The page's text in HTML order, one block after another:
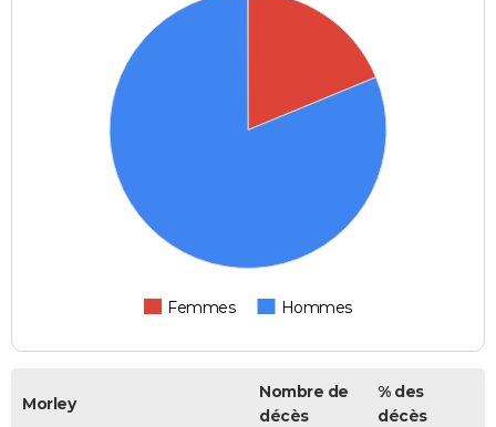
Femmes Hommes
Morley
Nombre de
décès
% des
décès